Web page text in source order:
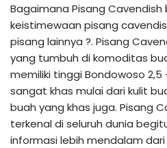
Bagaimana Pisang
keistimewaan pisang
pisang lainnya ?. Pisang
yang tumbuh di komoditas
memiliki tinggi Bondowoso
sangat khas mulai dari kulit
buah yang khas juga. Pisang
terkenal di seluruh dunia
informasi lebih mendalam